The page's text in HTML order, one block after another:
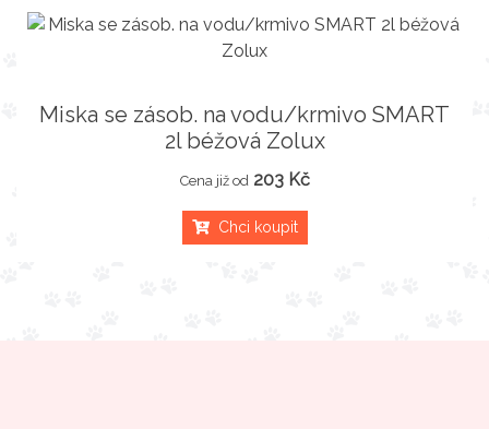
Miska se zásob. na vodu/krmivo SMART
2l béžová Zolux
Cena již od 203 Kč
Chci koupit